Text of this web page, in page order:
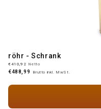
röhr - Schrank
€410,92 Netto
€488,99 Brutto inkl. MwSt.